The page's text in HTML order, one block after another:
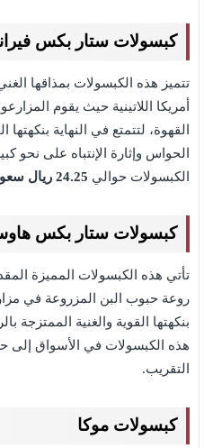
كبسولات ستار بكس
تتميز هذه الكبسولات بمذاقها
أمريكا اللاتينية حيث يقوم
القهوة، لتتمتع في النهاية
الحواس وإثارة الإنتباه على نحو
الكبسولات حوالي 24.25 ريال سعودي
كبسولات ستار بكس
تأتي هذه الكبسولات المميزة
روعة حبوب البن المزروعة في مزارع
بنكهتها القوية والغنية الممتزجة
هذه الكبسولات في الأسواق إلى
التقريب.
كبسولات موكا